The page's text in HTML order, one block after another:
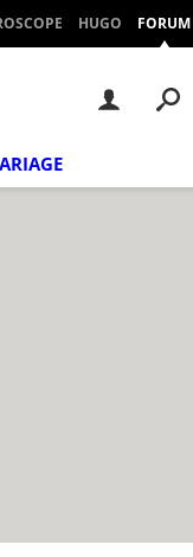
HUGO FORUM